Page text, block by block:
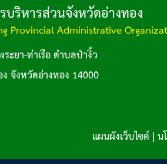
บริหารส่วนจังหวัดอ่างทอง
Provincial Administrative
ะยา-ท่าเรือ ตำบลป่างิ้ว
ง จังหวัดอ่างทอง 14000
แผนผังเว็บไซต์|น